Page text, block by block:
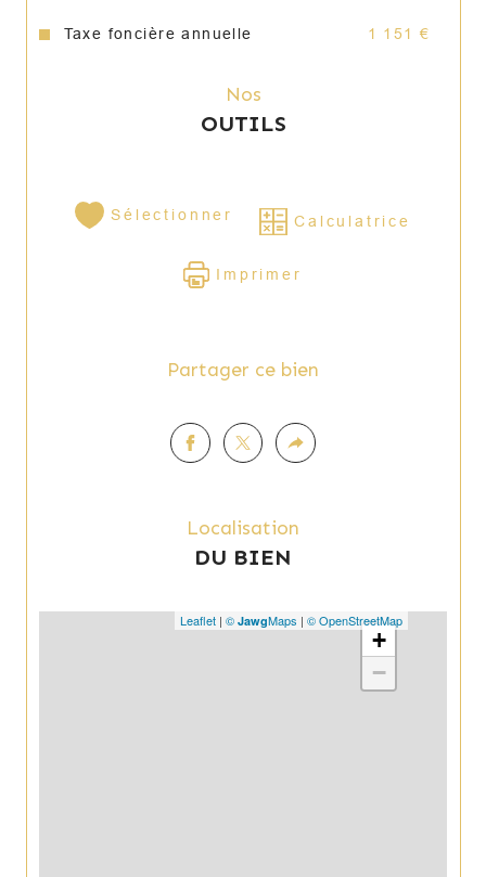
Taxe foncière annuelle 1 151 €
Nos
OUTILS
Sélectionner Calculatrice
Imprimer
Partager ce bien
Localisation
DU BIEN
+
−
Leaflet | © JawgMaps | © OpenStreetMap